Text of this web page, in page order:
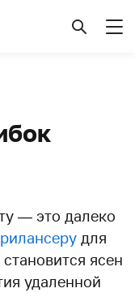
— это далеко
для
ясен
удаленной